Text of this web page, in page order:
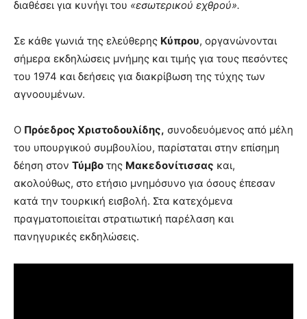
διαθέσει για κυνήγι του «εσωτερικού εχθρού».
Σε κάθε γωνιά της ελεύθερης Κύπρου, οργανώνονται
σήμερα εκδηλώσεις μνήμης και τιμής για τους πεσόντες
του 1974 και δεήσεις για διακρίβωση της τύχης των
αγνοουμένων.
Ο Πρόεδρος Χριστοδουλίδης, συνοδευόμενος από μέλη
του υπουργικού συμβουλίου, παρίσταται στην επίσημη
δέηση στον Τύμβο της Μακεδονίτισσας και,
ακολούθως, στο ετήσιο μνημόσυνο για όσους έπεσαν
κατά την τουρκική εισβολή. Στα κατεχόμενα
πραγματοποιείται στρατιωτική παρέλαση και
πανηγυρικές εκδηλώσεις.